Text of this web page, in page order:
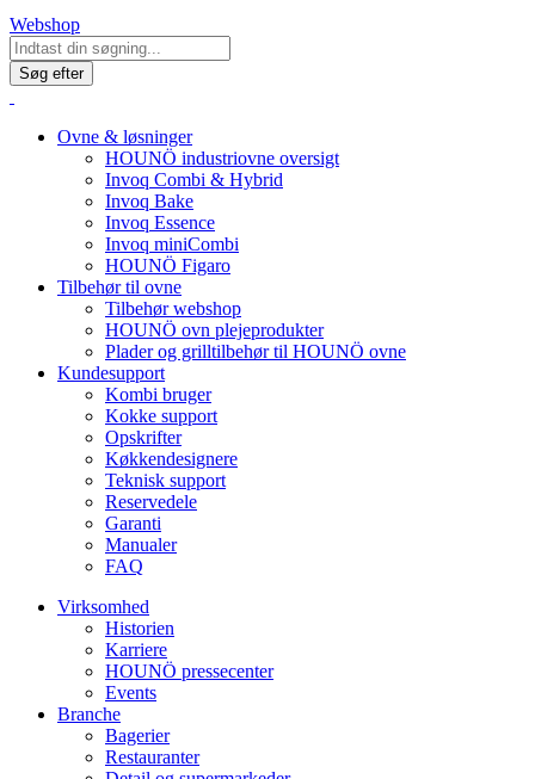
Webshop
Søg efter
Ovne & løsninger
HOUNÖ industriovne oversigt
Invoq Combi & Hybrid
Invoq Bake
Invoq Essence
Invoq miniCombi
HOUNÖ Figaro
Tilbehør til ovne
Tilbehør webshop
HOUNÖ ovn plejeprodukter
Plader og grilltilbehør til HOUNÖ ovne
Kundesupport
Kombi bruger
Kokke support
Opskrifter
Køkkendesignere
Teknisk support
Reservedele
Garanti
Manualer
FAQ
Virksomhed
Historien
Karriere
HOUNÖ pressecenter
Events
Branche
Bagerier
Restauranter